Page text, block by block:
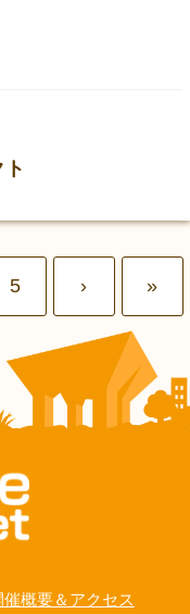
5 › »
催概要＆アクセス